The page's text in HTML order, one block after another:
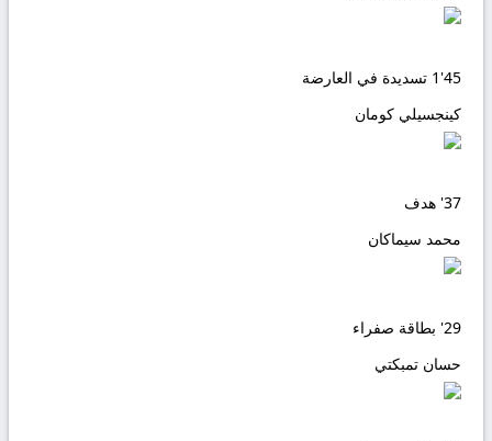
45'
1 تسديدة في العارضة
كينجسيلي كومان
37' هدف
محمد سيماكان
29' بطاقة صفراء
حسان تمبكتي